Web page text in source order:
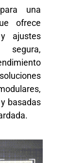
una
ofrece
ajustes
segura,
basadas